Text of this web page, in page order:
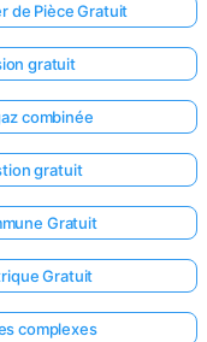
de Pièce Gratuit
gratuit
combinée
gratuit
Gratuit
Gratuit
complexes